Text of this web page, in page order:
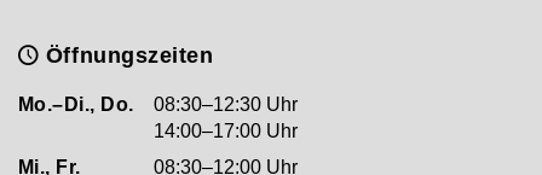
Öffnungszeiten
Mo.–Di., Do.
08:30–12:30 Uhr
14:00–17:00 Uhr
Mi., Fr.
08:30–12:00 Uhr